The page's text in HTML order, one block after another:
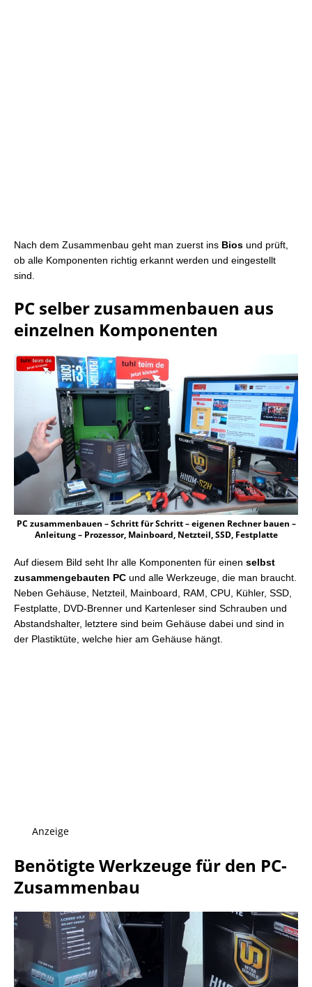
Nach dem Zusammenbau geht man zuerst ins Bios und prüft,
ob alle Komponenten richtig erkannt werden und eingestellt
sind.
PC selber zusammenbauen aus
einzelnen Komponenten
PC zusammenbauen – Schritt für Schritt – eigenen Rechner bauen –
Anleitung – Prozessor, Mainboard, Netzteil, SSD, Festplatte
Auf diesem Bild seht Ihr alle Komponenten für einen selbst
zusammengebauten PC und alle Werkzeuge, die man braucht.
Neben Gehäuse, Netzteil, Mainboard, RAM, CPU, Kühler, SSD,
Festplatte, DVD-Brenner und Kartenleser sind Schrauben und
Abstandshalter, letztere sind beim Gehäuse dabei und sind in
der Plastiktüte, welche hier am Gehäuse hängt.
Anzeige
Benötigte Werkzeuge für den PC-
Zusammenbau